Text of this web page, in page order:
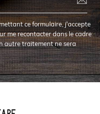
ce formulaire, j'accepte
me recontacter dans le cadre
autre traitement ne sera